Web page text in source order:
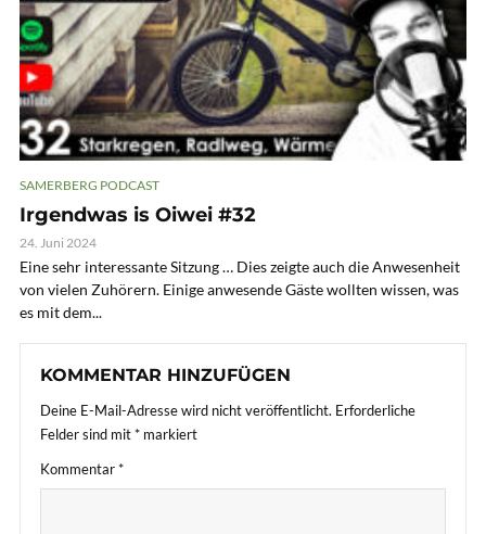
SAMERBERG PODCAST
Irgendwas is Oiwei #32
24. Juni 2024
Eine sehr interessante Sitzung … Dies zeigte auch die Anwesenheit
von vielen Zuhörern. Einige anwesende Gäste wollten wissen, was
es mit dem...
KOMMENTAR HINZUFÜGEN
Deine E-Mail-Adresse wird nicht veröffentlicht. Erforderliche
Felder sind mit* markiert
Kommentar*